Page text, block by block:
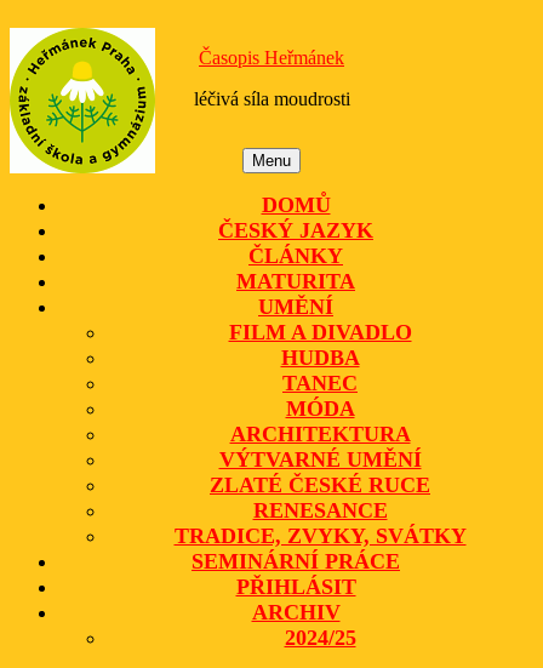
content
Časopis Heřmánek
léčivá síla moudrosti
MenuMenu
DOMŮ
ČESKÝ JAZYK
ČLÁNKY
MATURITA
UMĚNÍ
FILM A DIVADLO
HUDBA
TANEC
MÓDA
ARCHITEKTURA
VÝTVARNÉ UMĚNÍ
ZLATÉ ČESKÉ RUCE
RENESANCE
TRADICE, ZVYKY, SVÁTKY
SEMINÁRNÍ PRÁCE
PŘIHLÁSIT
ARCHIV
2024/25